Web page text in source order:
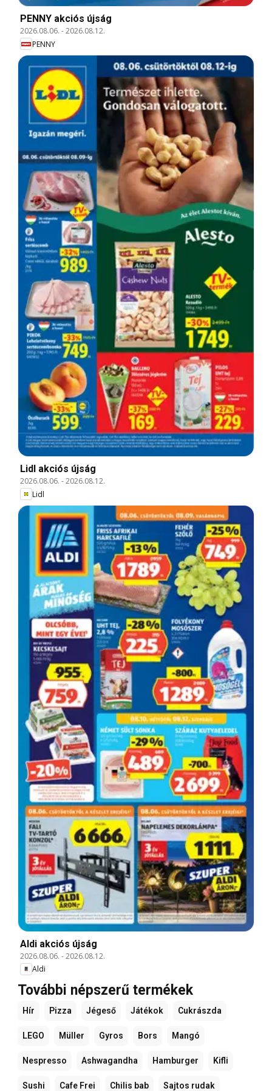
PENNY akciós újság
2026.08.06. -2026.08.12.
PENNY
Lidl akciós újság
2026.08.06. -2026.08.12.
Lidl
Aldi akciós újság
2026.08.06. -2026.08.12.
Aldi
További népszerű termékek
Hír Pizza Jégeső Játékok Cukrászda
LEGO Müller Gyros Bors Mangó
Nespresso Ashwagandha Hamburger Kifli
Sushi Cafe Frei Chilis bab Sajtos rudak